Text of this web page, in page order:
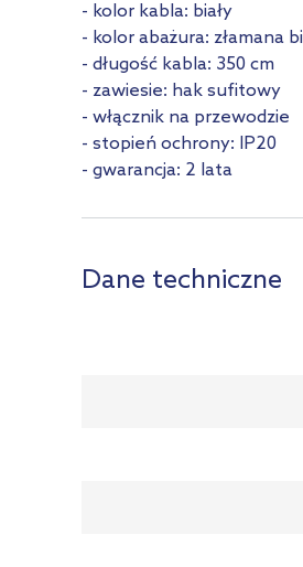
- kolor kabla: biały
- kolor abażura: złamana
- długość kabla: 350 cm
- zawiesie: hak sufitowy
- włącznik na przewodzie
- stopień ochrony: IP20
- gwarancja: 2 lata
Dane techniczne